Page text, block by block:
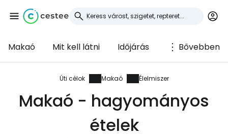
Makaó Mit kell látni Időjárás Bővebben
Úti célok Makaó Élelmiszer
Makaó - hagyományos
ételek
Bejelentkezés a
Cestee-be
... az utazási közösség világszerte